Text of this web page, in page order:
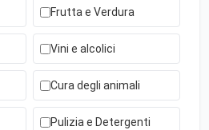
Frutta e Verdura
Vini e alcolici
Cura degli animali
Pulizia e Detergenti